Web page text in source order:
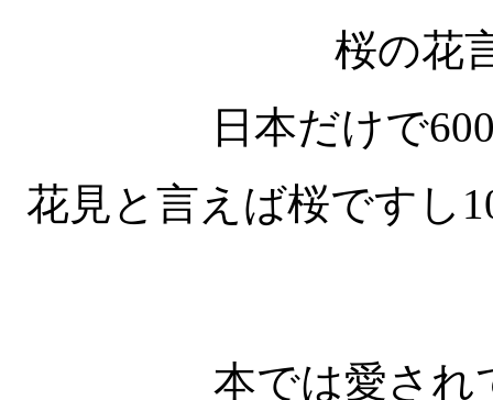
桜の花
日本だけで
花見と言えば桜ですし
本では愛され